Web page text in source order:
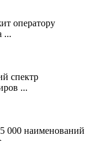
оператору
...
спектр
...
000 наименований